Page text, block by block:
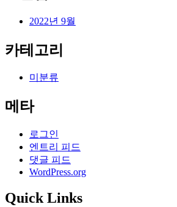
2022년 9월
카테고리
미분류
메타
로그인
엔트리 피드
댓글 피드
WordPress.org
Quick Links